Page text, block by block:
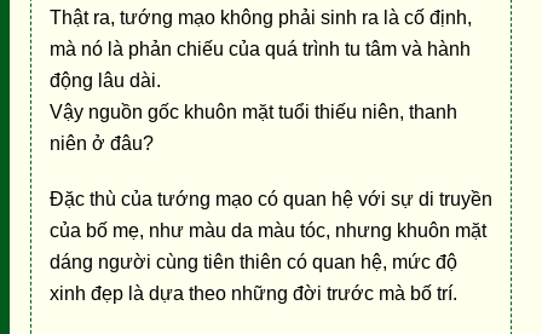
Thật ra, tướng mạo không phải sinh ra là cố định,
mà nó là phản chiếu của quá trình tu tâm và hành
động lâu dài.
Vậy nguồn gốc khuôn mặt tuổi thiếu niên, thanh
niên ở đâu?
Đặc thù của tướng mạo có quan hệ với sự di truyền
của bố mẹ, như màu da màu tóc, nhưng khuôn mặt
dáng người cùng tiên thiên có quan hệ, mức độ
xinh đẹp là dựa theo những đời trước mà bố trí.